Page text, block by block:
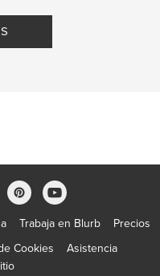
Trabaja en Blurb
Precios
Cookies
Asistencia